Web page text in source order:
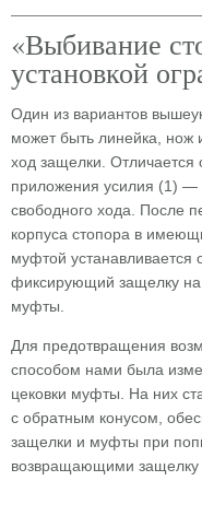
«Выбивание
установкой
Один из вариантов
может быть линейка, нож
ход защелки. Отличается
приложения усилия (1) —
свободного хода. После
корпуса стопора в
муфтой устанавливается
фиксирующий защелку на
муфты.
Для предотвращения
способом нами была
цековки муфты. На них
с обратным конусом,
защелки и муфты при
возвращающими защелку